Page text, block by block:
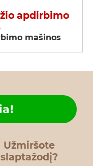
apdirbimo
mašinos
Užmiršote
slaptažodį?